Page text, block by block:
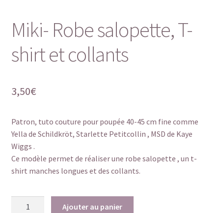
Miki- Robe salopette, T-
shirt et collants
3,50€
Patron, tuto couture pour poupée 40-45 cm fine comme
Yella de Schildkröt, Starlette Petitcollin , MSD de Kaye
Wiggs .
Ce modèle permet de réaliser une robe salopette , un t-
shirt manches longues et des collants.
Ajouter au panier